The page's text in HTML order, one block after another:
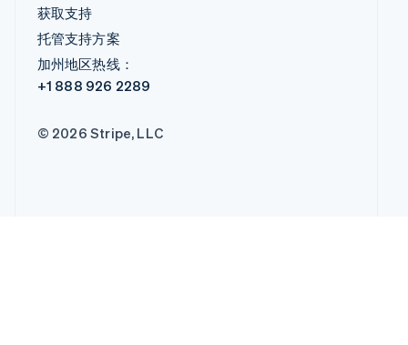
获取支持
托管支持方案
加州地区热线：
+1 888 926 2289
© 2026 Stripe, LLC